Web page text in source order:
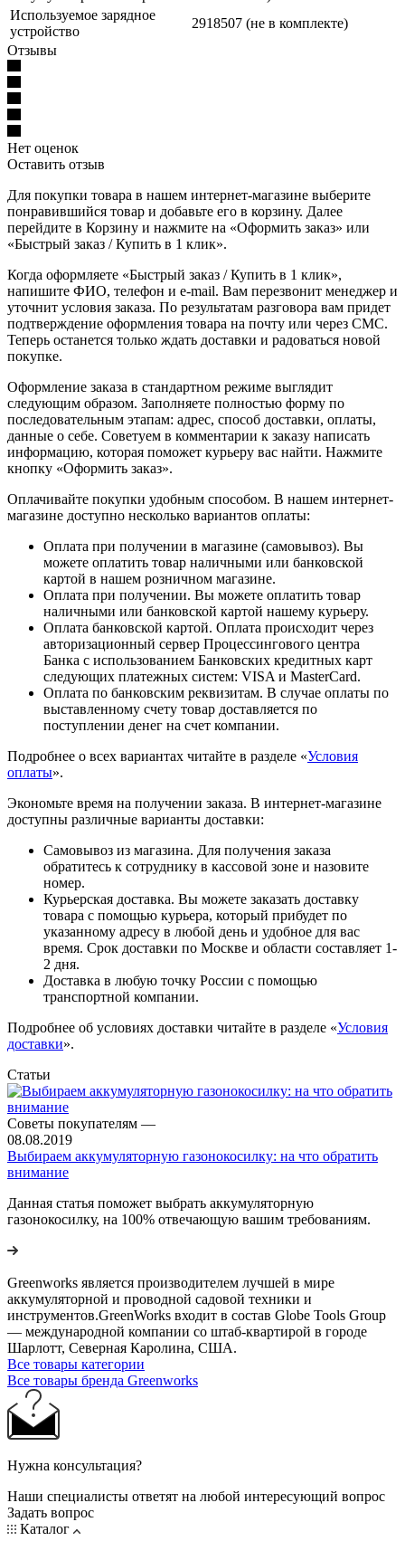
Используемое зарядное
устройство
2918507 (не в комплекте)
Отзывы
Нет оценок
Оставить отзыв
Для покупки товара в нашем интернет-магазине выберите
понравившийся товар и добавьте его в корзину. Далее
перейдите в Корзину и нажмите на «Оформить заказ» или
«Быстрый заказ / Купить в 1 клик».
Когда оформляете «Быстрый заказ / Купить в 1 клик»,
напишите ФИО, телефон и e-mail. Вам перезвонит менеджер и
уточнит условия заказа. По результатам разговора вам придет
подтверждение оформления товара на почту или через СМС.
Теперь останется только ждать доставки и радоваться новой
покупке.
Оформление заказа в стандартном режиме выглядит
следующим образом. Заполняете полностью форму по
последовательным этапам: адрес, способ доставки, оплаты,
данные о себе. Советуем в комментарии к заказу написать
информацию, которая поможет курьеру вас найти. Нажмите
кнопку «Оформить заказ».
Оплачивайте покупки удобным способом. В нашем интернет-
магазине доступно несколько вариантов оплаты:
Оплата при получении в магазине (самовывоз). Вы
можете оплатить товар наличными или банковской
картой в нашем розничном магазине.
Оплата при получении. Вы можете оплатить товар
наличными или банковской картой нашему курьеру.
Оплата банковской картой. Оплата происходит через
авторизационный сервер Процессингового центра
Банка с использованием Банковских кредитных карт
следующих платежных систем: VISA и MasterCard.
Оплата по банковским реквизитам. В случае оплаты по
выставленному счету товар доставляется по
поступлении денег на счет компании.
Подробнее о всех вариантах читайте в разделе «Условия
оплаты».
Экономьте время на получении заказа. В интернет-магазине
доступны различные варианты доставки:
Самовывоз из магазина. Для получения заказа
обратитесь к сотруднику в кассовой зоне и назовите
номер.
Курьерская доставка. Вы можете заказать доставку
товара с помощью курьера, который прибудет по
указанному адресу в любой день и удобное для вас
время. Срок доставки по Москве и области составляет 1-
2 дня.
Доставка в любую точку России с помощью
транспортной компании.
Подробнее об условиях доставки читайте в разделе «Условия
доставки».
Статьи
Советы покупателям —
08.08.2019
Выбираем аккумуляторную газонокосилку: на что обратить
внимание
Данная статья поможет выбрать аккумуляторную
газонокосилку, на 100% отвечающую вашим требованиям.
Greenworks является производителем лучшей в мире
аккумуляторной и проводной садовой техники и
инструментов.GreenWorks входит в состав Globe Tools Group
— международной компании со штаб-квартирой в городе
Шарлотт, Северная Каролина, США.
Все товары категории
Все товары бренда Greenworks
Нужна консультация?
Наши специалисты ответят на любой интересующий вопрос
Задать вопрос
Каталог